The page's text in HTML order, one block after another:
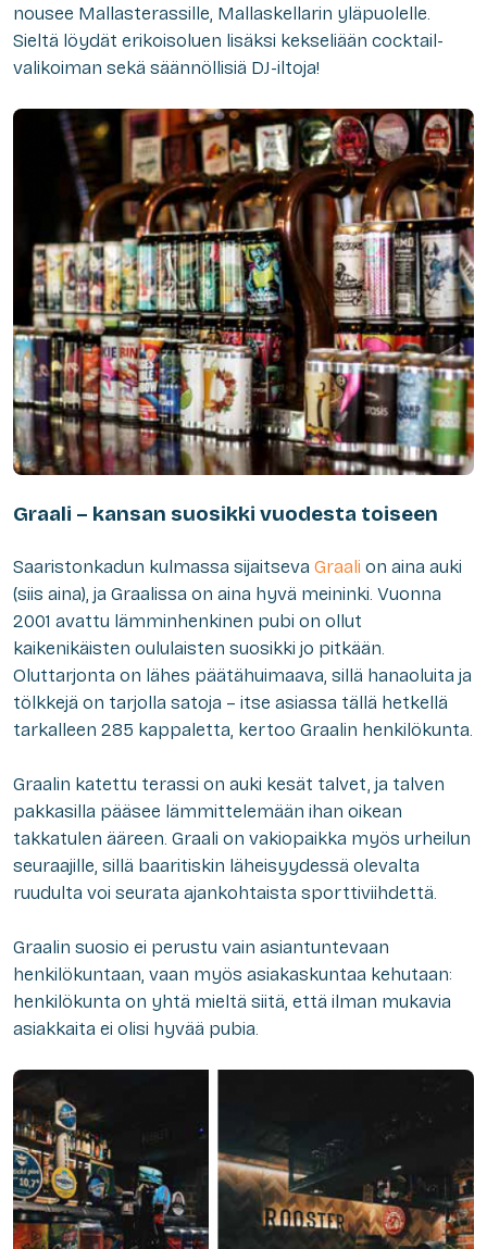
nousee Mallasterassille, Mallaskellarin yläpuolelle.
Sieltä löydät erikoisoluen lisäksi kekseliään cocktail-
valikoiman sekä säännöllisiä DJ-iltoja!
Graali – kansan suosikki vuodesta toiseen
Saaristonkadun kulmassa sijaitseva Graali on aina auki
(siis aina), ja Graalissa on aina hyvä meininki. Vuonna
2001 avattu lämminhenkinen pubi on ollut
kaikenikäisten oululaisten suosikki jo pitkään.
Oluttarjonta on lähes päätähuimaava, sillä hanaoluita ja
tölkkejä on tarjolla satoja – itse asiassa tällä hetkellä
tarkalleen 285 kappaletta, kertoo Graalin henkilökunta.
Graalin katettu terassi on auki kesät talvet, ja talven
pakkasilla pääsee lämmittelemään ihan oikean
takkatulen ääreen. Graali on vakiopaikka myös urheilun
seuraajille, sillä baaritiskin läheisyydessä olevalta
ruudulta voi seurata ajankohtaista sporttiviihdettä.
Graalin suosio ei perustu vain asiantuntevaan
henkilökuntaan, vaan myös asiakaskuntaa kehutaan:
henkilökunta on yhtä mieltä siitä, että ilman mukavia
asiakkaita ei olisi hyvää pubia.